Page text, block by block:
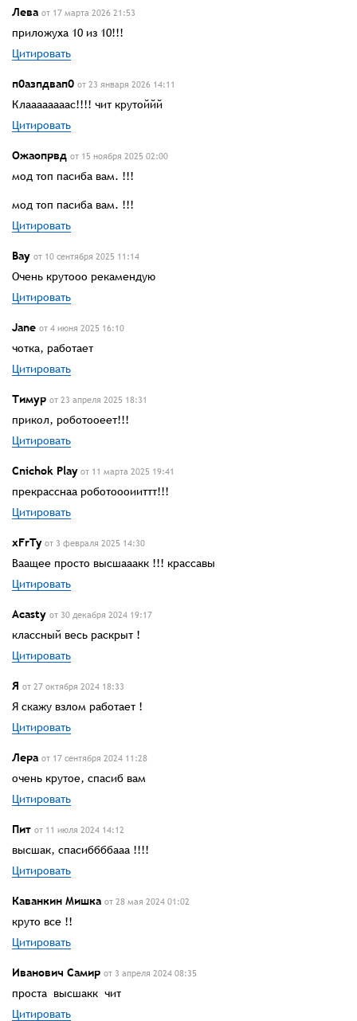
Лева от 17 марта 2026 21:53
приложуха 10 из 10!!!
Цитировать
п0азпдвап0 от 23 января 2026 14:11
Клаааааааас!!!! чит крутоййй
Цитировать
Ожаопрвд от 15 ноября 2025 02:00
мод топ пасиба вам. !!!
мод топ пасиба вам. !!!
Цитировать
Вау от 10 сентября 2025 11:14
Очень крутооо рекамендую
Цитировать
Jane от 4 июня 2025 16:10
чотка, работает
Цитировать
Тимур от 23 апреля 2025 18:31
прикол, роботооеет!!!
Цитировать
Cnichok Play от 11 марта 2025 19:41
прекрасснаа роботоооииттт!!!
Цитировать
xFrTy от 3 февраля 2025 14:30
Ваащее просто высшааакк !!! крассавы
Цитировать
Acastу от 30 декабря 2024 19:17
классный весь раскрыт !
Цитировать
Я от 27 октября 2024 18:33
Я скажу взлом работает !
Цитировать
Лера от 17 сентября 2024 11:28
очень крутое, спасиб вам
Цитировать
Пит от 11 июля 2024 14:12
высшак, спасиббббааа !!!!
Цитировать
Каванкин Мишка от 28 мая 2024 01:02
круто все !!
Цитировать
Иванович Самир от 3 апреля 2024 08:35
проста высшакк чит
Цитировать